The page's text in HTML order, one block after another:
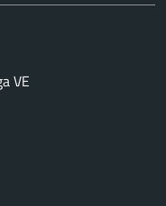
VE